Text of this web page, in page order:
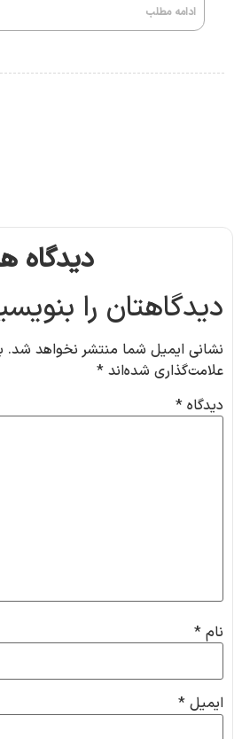
ادامه مطلب
دیدگاه
دیدگاهتان را
نشانی ایمیل شما منتشر نخواهد شد.
علامت‌گذاری شده‌اند *
دیدگاه *
نام *
ایمیل *